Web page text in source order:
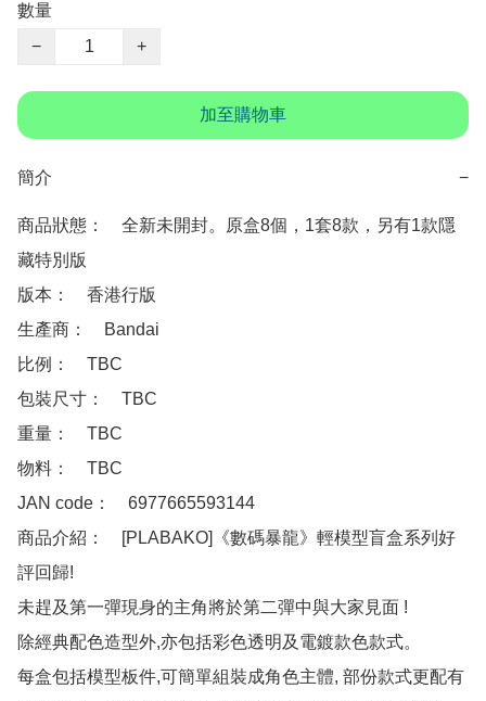
數量
−
+
加至購物車
簡介 −
商品狀態：　全新未開封。原盒8個，1套8款，另有1款隱
藏特別版
版本：　香港行版
生產商：　Bandai
比例：　TBC
包裝尺寸：　TBC
重量：　TBC
物料：　TBC
JAN code：　6977665593144
商品介紹：　[PLABAKO]《數碼暴龍》輕模型盲盒系列好
評回歸!
未趕及第一彈現身的主角將於第二彈中與大家見面 !
除經典配色造型外,亦包括彩色透明及電鍍款色款式。
每盒包括模型板件,可簡單組裝成角色主體, 部份款式更配有